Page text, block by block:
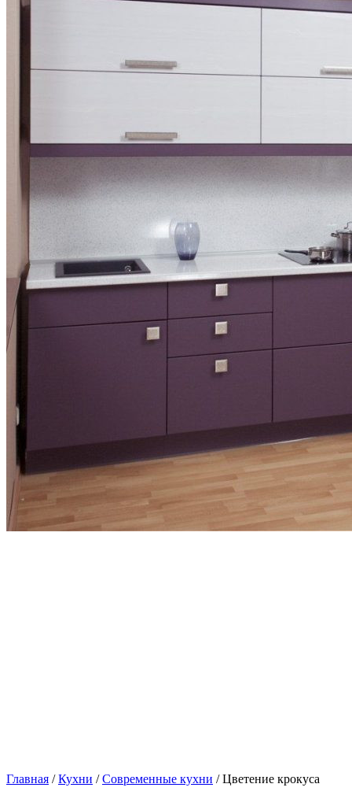
Главная /Кухни /Современные кухни / Цветение крокуса